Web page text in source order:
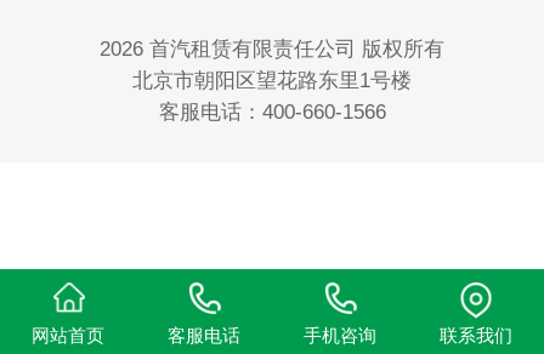
2026 首汽租赁有限责任公司 版权所有
北京市朝阳区望花路东里1号楼
客服电话：400-660-1566
网站首页 客服电话 手机咨询 联系我们